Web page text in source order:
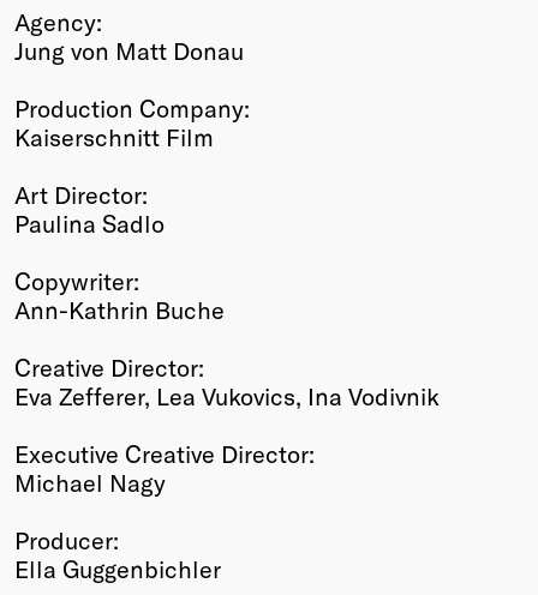
Agency:
Jung von Matt Donau
Production Company:
Kaiserschnitt Film
Art Director:
Paulina Sadlo
Copywriter:
Ann-Kathrin Buche
Creative Director:
Eva Zefferer, Lea Vukovics, Ina Vodivnik
Executive Creative Director:
Michael Nagy
Producer:
Ella Guggenbichler